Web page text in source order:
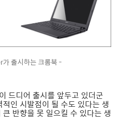
출시하는 크롬북 -
드디어 출시를 앞두고 있더군
인 시발점이 될 수도 있다는 생
반향을 못 일으킬 수 있다는 생